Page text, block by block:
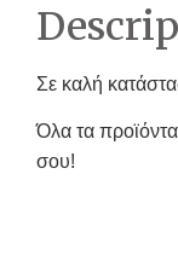
Σε καλή
Όλα τα
σου!